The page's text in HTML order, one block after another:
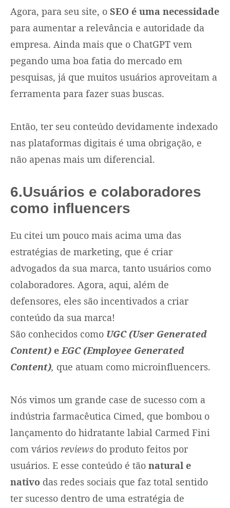
Agora, para seu site, o SEO é uma necessidade
para aumentar a relevância e autoridade da
empresa. Ainda mais que o ChatGPT vem
pegando uma boa fatia do mercado em
pesquisas, já que muitos usuários aproveitam a
ferramenta para fazer suas buscas.
Então, ter seu conteúdo devidamente indexado
nas plataformas digitais é uma obrigação, e
não apenas mais um diferencial.
6.Usuários e colaboradores
como influencers
Eu citei um pouco mais acima uma das
estratégias de marketing, que é criar
advogados da sua marca, tanto usuários como
colaboradores. Agora, aqui, além de
defensores, eles são incentivados a criar
conteúdo da sua marca!
São conhecidos como UGC (User Generated
Content) eEGC (Employee Generated
Content), que atuam como microinfluencers.
Nós vimos um grande case de sucesso com a
indústria farmacêutica Cimed, que bombou o
lançamento do hidratante labial Carmed Fini
com vários reviews do produto feitos por
usuários. E esse conteúdo é tão natural e
nativo das redes sociais que faz total sentido
ter sucesso dentro de uma estratégia de